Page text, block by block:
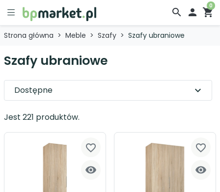
search  shopping_cart
0
Strona główna Meble Szafy Szafy ubraniowe
Szafy ubraniowe
Jest 221 produktów.
Dostępne expand_more

favorite_border

favorite_border